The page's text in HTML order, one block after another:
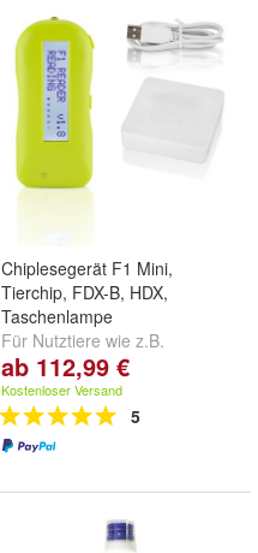
Chiplesegerät F1 Mini,
Tierchip, FDX-B, HDX,
Taschenlampe
Für Nutztiere wie z.B.
Schweine, Schafe, Ziegen und
Haus- und Kleintiere
ab 112,99 €
Kostenloser Versand
5